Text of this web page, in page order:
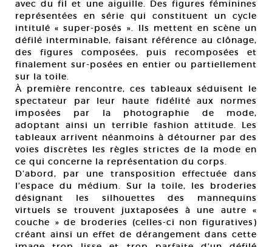
avec du fil et une aiguille. Des figures féminines
représentées en série qui constituent un cycle
intitulé « super-posés ». Ils mettent en scène un
défilé interminable, faisant référence au clônage,
des figures composées, puis recomposées et
finalement sur-posées en entier ou partiellement
sur la toile.
À première rencontre, ces tableaux séduisent le
spectateur par leur haute fidélité aux normes
imposées par la photographie de mode,
adoptant ainsi un terrible fashion attitude. Les
tableaux arrivent néanmoins à détourner par des
voies discrètes les règles strictes de la mode en
ce qui concerne la représentation du corps.
D’abord, par une transposition effectuée dans
l’espace du médium. Sur la toile, les broderies
désignant les silhouettes des mannequins
virtuels se trouvent juxtaposées à une autre «
couche » de broderies (celles-ci non figuratives)
créant ainsi un effet de dérangement dans cette